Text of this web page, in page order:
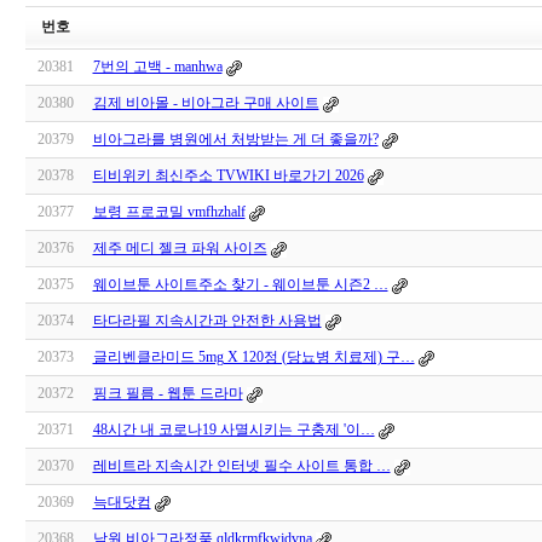
번호
20381 7번의 고백 - manhwa
20380 김제 비아몰 - 비아그라 구매 사이트
20379 비아그라를 병원에서 처방받는 게 더 좋을까?
20378 티비위키 최신주소 TVWIKI 바로가기 2026
20377 보령 프로코밀 vmfhzhalf
20376 제주 메디 젤크 파워 사이즈
20375 웨이브툰 사이트주소 찾기 - 웨이브툰 시즌2 …
20374 타다라필 지속시간과 안전한 사용법
20373 글리벤클라미드 5mg X 120정 (당뇨병 치료제) 구…
20372 핑크 필름 - 웹툰 드라마
20371 48시간 내 코로나19 사멸시키는 구충제 '이…
20370 레비트라 지속시간 인터넷 필수 사이트 통합 …
20369 늑대닷컴
20368 남원 비아그라정품 qldkrmfkwjdvna